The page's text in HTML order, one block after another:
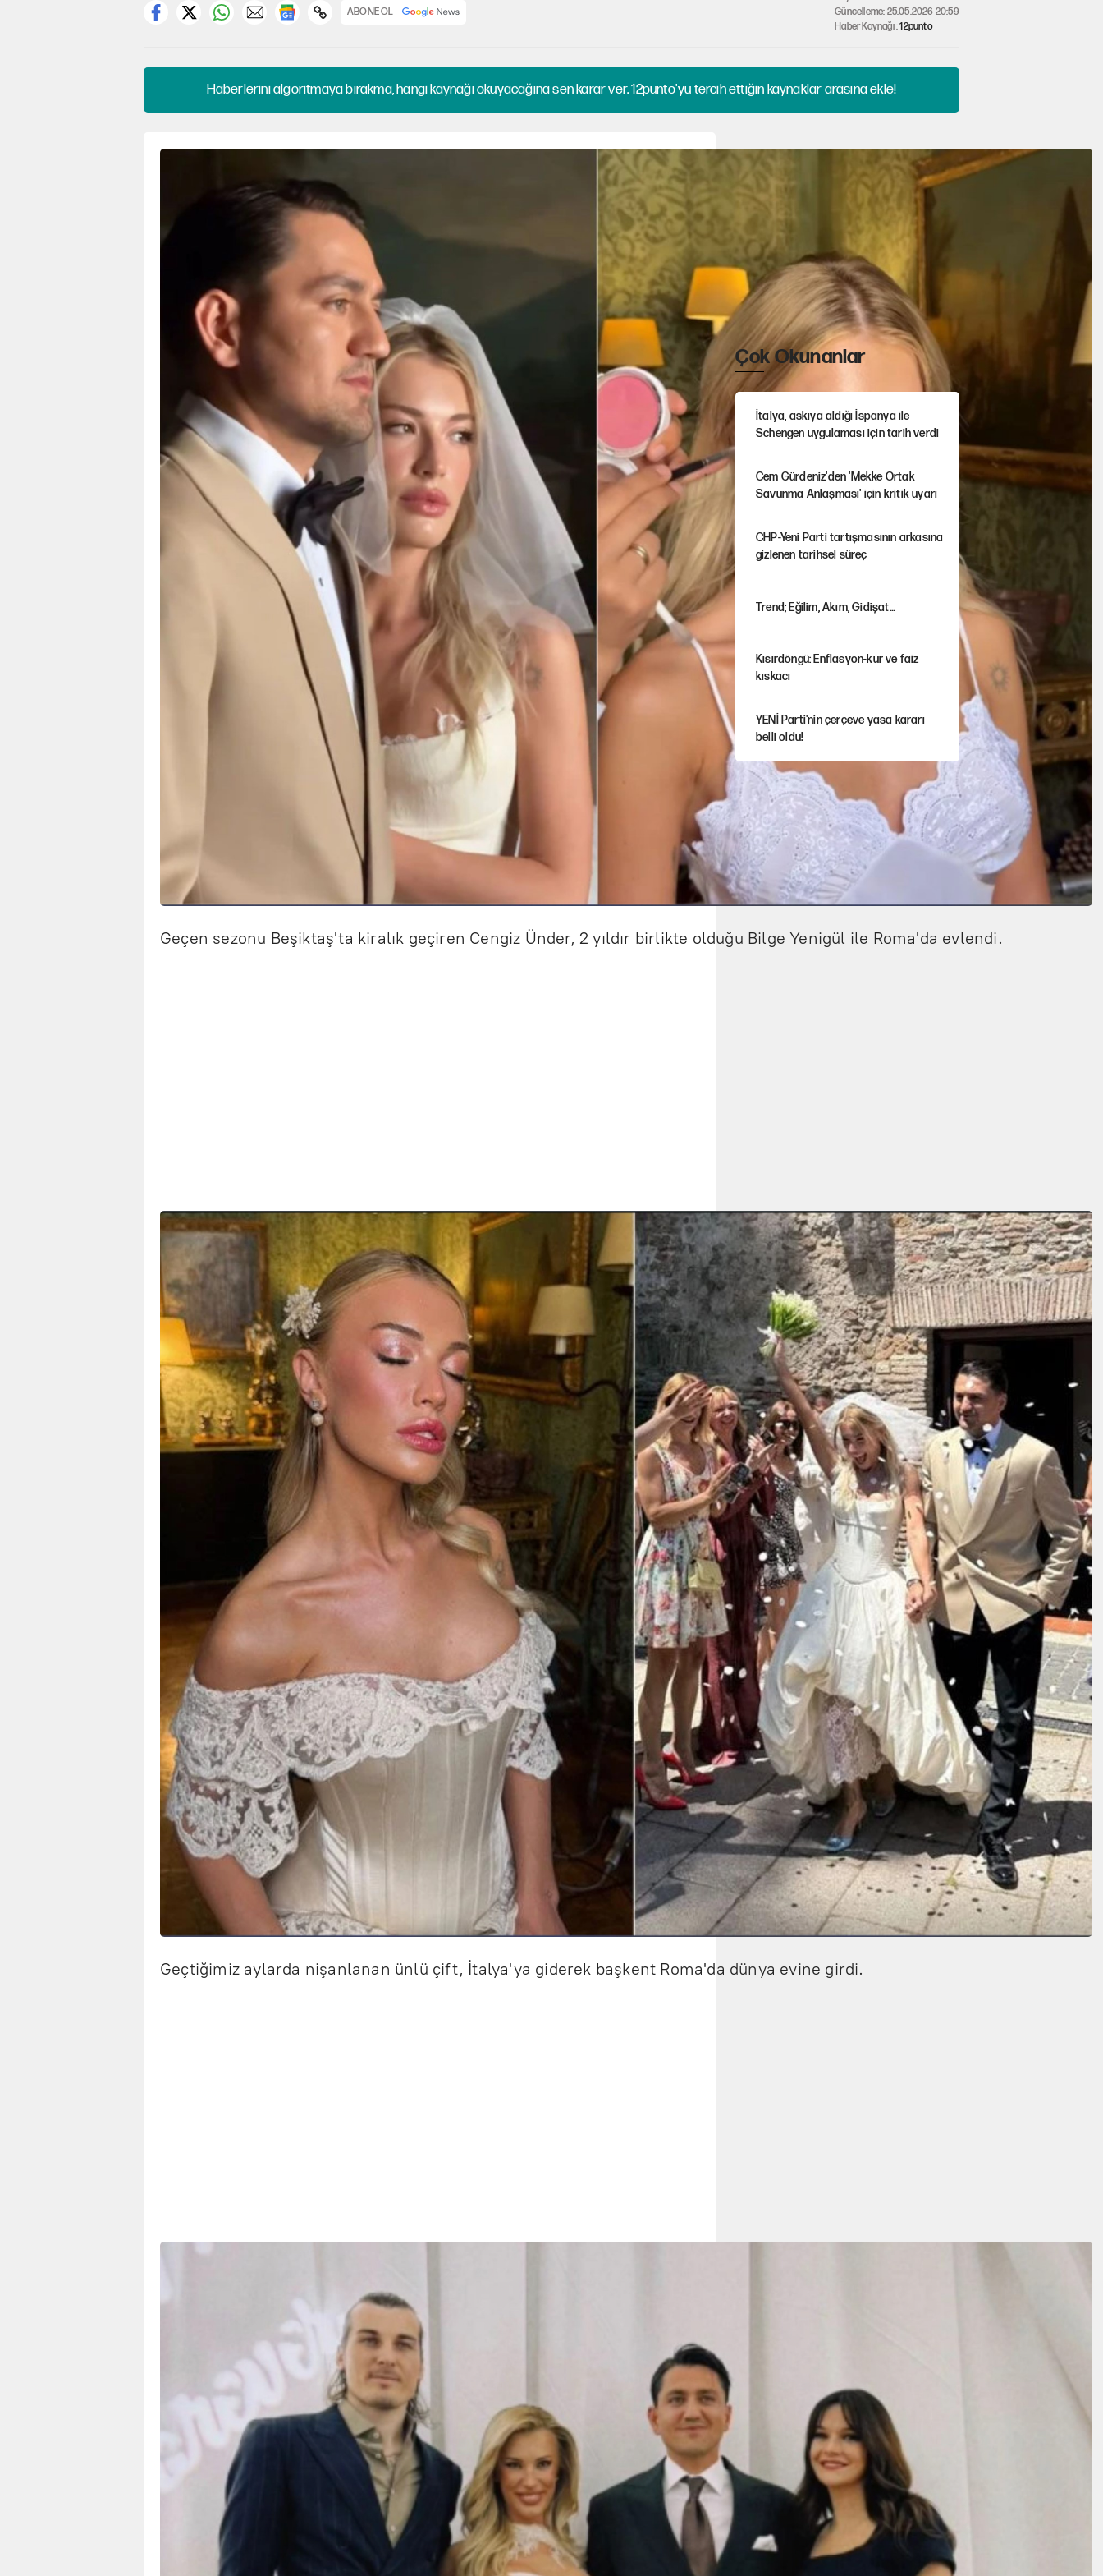
ABONE OL
Güncelleme: 25.05.2026 20:59
Haber Kaynağı :12punto
Haberlerini algoritmaya bırakma, hangi kaynağı okuyacağına sen karar ver. 12punto'yu tercih ettiğin kaynaklar arasına ekle!
Geçen sezonu Beşiktaş'ta kiralık geçiren Cengiz Ünder, 2 yıldır birlikte olduğu Bilge Yenigül ile Roma'da evlendi.
Geçtiğimiz aylarda nişanlanan ünlü çift, İtalya'ya giderek başkent Roma'da dünya evine girdi.
Çok Okunanlar
İtalya, askıya aldığı İspanya ile
Schengen uygulaması için tarih verdi
Cem Gürdeniz'den 'Mekke Ortak
Savunma Anlaşması' için kritik uyarı
CHP-Yeni Parti tartışmasının arkasına
gizlenen tarihsel süreç
Trend; Eğilim, Akım, Gidişat…
Kısırdöngü: Enflasyon-kur ve faiz
kıskacı
YENİ Parti'nin çerçeve yasa kararı
belli oldu!
Dört yaşındaki oğlunun katili ile 3 gün
sonra nikâh masasına oturdu
CHP'den, YENİ Parti'ye geçen
belediyeler belli oldu